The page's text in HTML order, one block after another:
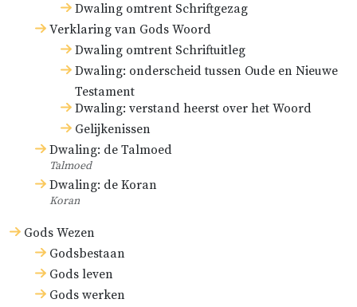
Dwaling omtrent Schriftgezag
Verklaring van Gods Woord
Dwaling omtrent Schriftuitleg
Dwaling: onderscheid tussen Oude en Nieuwe
Testament
Dwaling: verstand heerst over het Woord
Gelijkenissen
Dwaling: de Talmoed
Talmoed
Dwaling: de Koran
Koran
Gods Wezen
Godsbestaan
Gods leven
Gods werken